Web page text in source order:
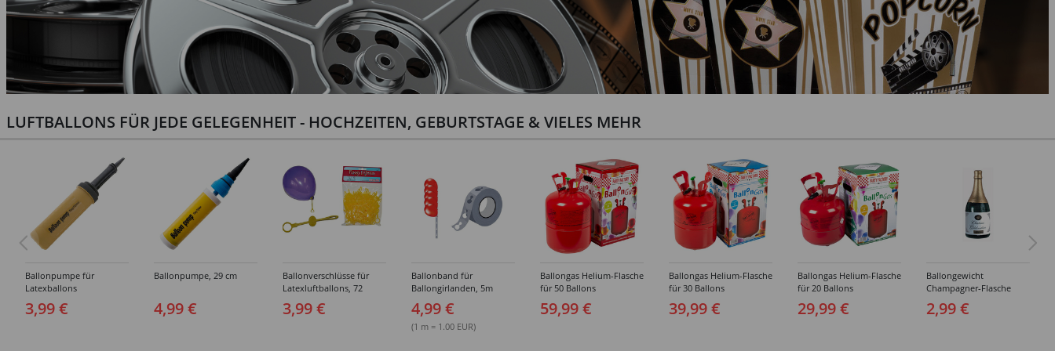
LUFTBALLONS FÜR JEDE GELEGENHEIT - HOCHZEITEN, GEBURTSTAGE & VIELES MEHR
Ballonpumpe für
Latexballons
3,99 €
Ballonpumpe, 29 cm
4,99 €
Ballonverschlüsse für
Latexluftballons, 72
Stück
3,99 €
Ballonband für
Ballongirlanden, 5m
Deko-Band aus PVC
4,99 €
(1 m = 1.00 EUR)
Ballongas Helium-Flasche
für 50 Ballons
59,99 €
Ballongas Helium-Flasche
für 30 Ballons
39,99 €
Ballongas Helium-Flasche
für 20 Ballons
29,99 €
Ballongewicht
Champagner-Flasche
2,99 €